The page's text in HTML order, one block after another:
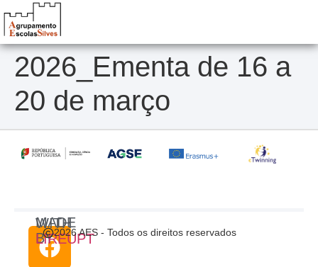
2026_Ementa de 16 a
20 de março
MADE WITH
BY
LIREUPT
2026 AES - Todos os direitos reservados